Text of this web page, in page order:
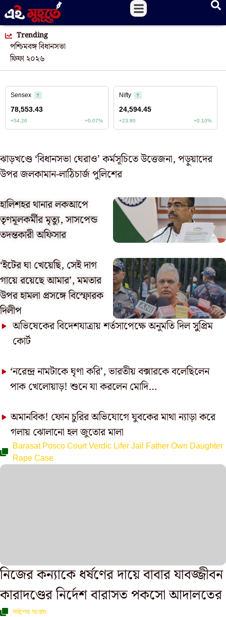
Trending
পশ্চিমবঙ্গ বিধানসভা
ফিফা ২০২৬
ঝাড়খণ্ডে ‘বিধানসভা ঘেরাও’ কর্মসূচিতে উত্তেজনা, পড়ুয়াদের
উপর জলকামান-লাঠিচার্জ পুলিশের
হালিশহর থানার লকআপে
তৃণমূলকর্মীর মৃত্যু, সাসপেন্ড
তদন্তকারী অফিসার
‘ইটের ঘা খেয়েছি, সেই দাগ
গায়ে রয়েছে আমার’, মমতার
উপর হামলা প্রসঙ্গে বিস্ফোরক
দিলীপ
অভিষেকের বিদেশযাত্রায় শর্তসাপেক্ষে অনুমতি দিল সুুপ্রিম
কোর্ট
‘নরেন্দ্র নামটাকে ঘৃণা করি’, ভারতীয় বক্সারকে বলেছিলেন
পাক খেলোয়াড়! শুনে যা করলেন মোদি…
অমানবিক! ফোন চুরির অভিযোগে যুবকের মাথা ন্যাড়া করে
গলায় ঝোলানো হল জুতোর মালা
Barasat Posco Court Verdic Lifer Jail Father Own Daughter
Rape Case
নিজের কন্যাকে ধর্ষণের দায়ে বাবার যাবজ্জীবন
কারাদণ্ডের নির্দেশ বারাসত পকসো আদালতের
সর্বশেষ সংবাদ